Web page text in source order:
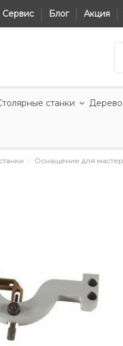
Сервис Блог Акция
станки
Оснащение для